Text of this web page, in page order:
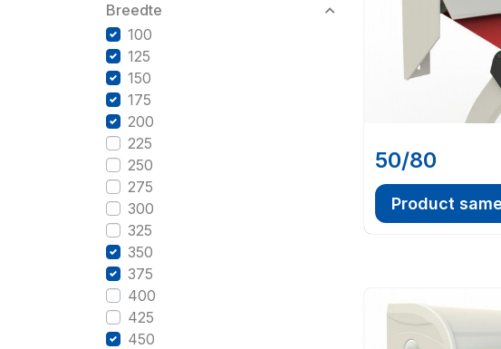
Breedte
100
125
150
175
200
225
250
275
300
325
350
375
400
425
450
50/80
Product